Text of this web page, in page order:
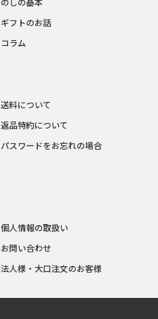
ギフトのお話
コラム
送料について
返品特約について
パスワードをお忘れの場合
個人情報の取扱い
お問い合わせ
法人様・大口注文のお客様